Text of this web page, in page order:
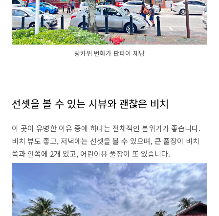
랑카위 번화가 판타이 체낭
선셋을 볼 수 있는 시뷰와 괜찮은 비치
이 곳이 유명한 이유 중에 하나는 전체적인 분위기가 좋습니다.
비치 뷰도 좋고, 저녁에는 선셋을 볼 수 있으며, 큰 풀장이 비치
쪽과 안쪽에 2개 있고, 어린이용 풀장이 또 있습니다.